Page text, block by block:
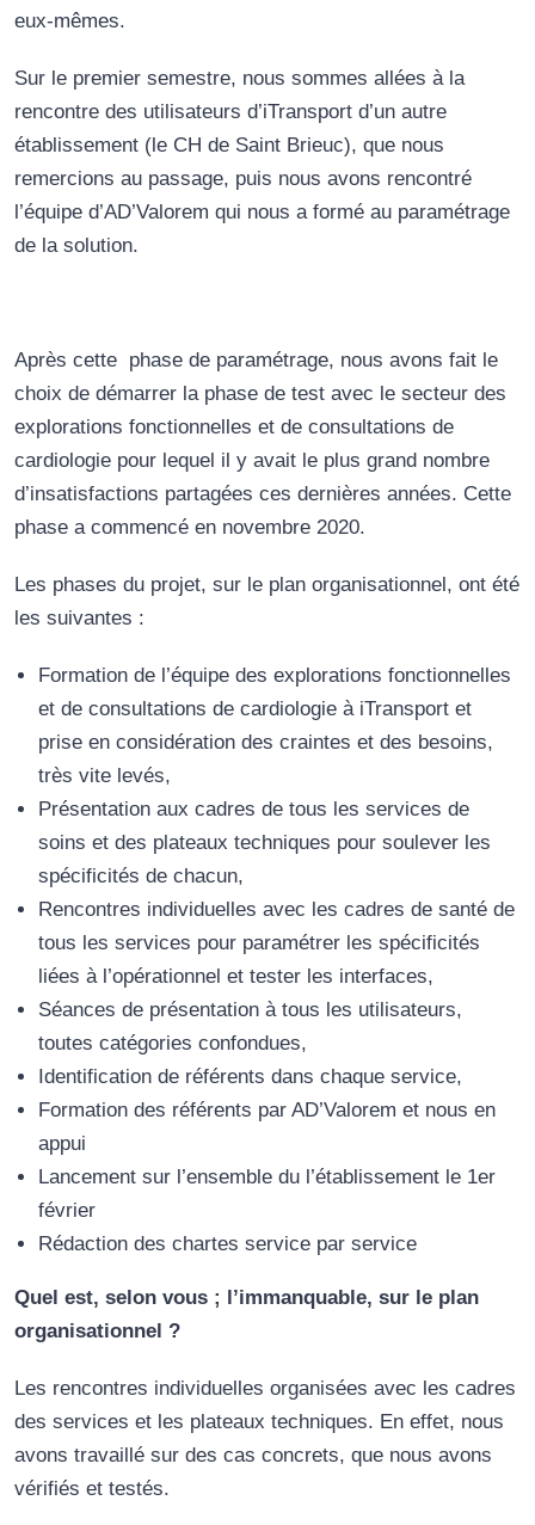
eux-mêmes.
Sur le premier semestre, nous sommes allées à la
rencontre des utilisateurs d’iTransport d’un autre
établissement (le CH de Saint Brieuc), que nous
remercions au passage, puis nous avons rencontré
l’équipe d’AD’Valorem qui nous a formé au paramétrage
de la solution.
Après cette phase de paramétrage, nous avons fait le
choix de démarrer la phase de test avec le secteur des
explorations fonctionnelles et de consultations de
cardiologie pour lequel il y avait le plus grand nombre
d’insatisfactions partagées ces dernières années. Cette
phase a commencé en novembre 2020.
Les phases du projet, sur le plan organisationnel, ont été
les suivantes :
Formation de l’équipe des explorations fonctionnelles
et de consultations de cardiologie à iTransport et
prise en considération des craintes et des besoins,
très vite levés,
Présentation aux cadres de tous les services de
soins et des plateaux techniques pour soulever les
spécificités de chacun,
Rencontres individuelles avec les cadres de santé de
tous les services pour paramétrer les spécificités
liées à l’opérationnel et tester les interfaces,
Séances de présentation à tous les utilisateurs,
toutes catégories confondues,
Identification de référents dans chaque service,
Formation des référents par AD’Valorem et nous en
appui
Lancement sur l’ensemble du l’établissement le 1er
février
Rédaction des chartes service par service
Quel est, selon vous ; l’immanquable, sur le plan
organisationnel ?
Les rencontres individuelles organisées avec les cadres
des services et les plateaux techniques. En effet, nous
avons travaillé sur des cas concrets, que nous avons
vérifiés et testés.